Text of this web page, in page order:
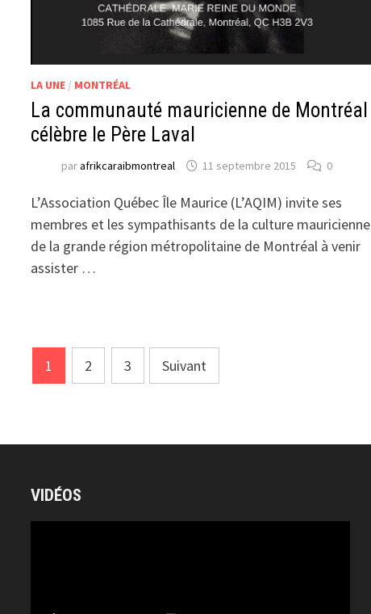
LA UNE / MONTRÉAL
La communauté mauricienne de Montréal
célèbre le Père Laval
parafrikcaraibmontreal 11 septembre 2015 0
L’Association Québec Île Maurice (L’AQIM) invite ses
membres et les sympathisants de la culture mauricienne
de la grande région métropolitaine de Montréal à venir
assister …
Pagination
des
1 2 3 Suivant
VIDÉOS